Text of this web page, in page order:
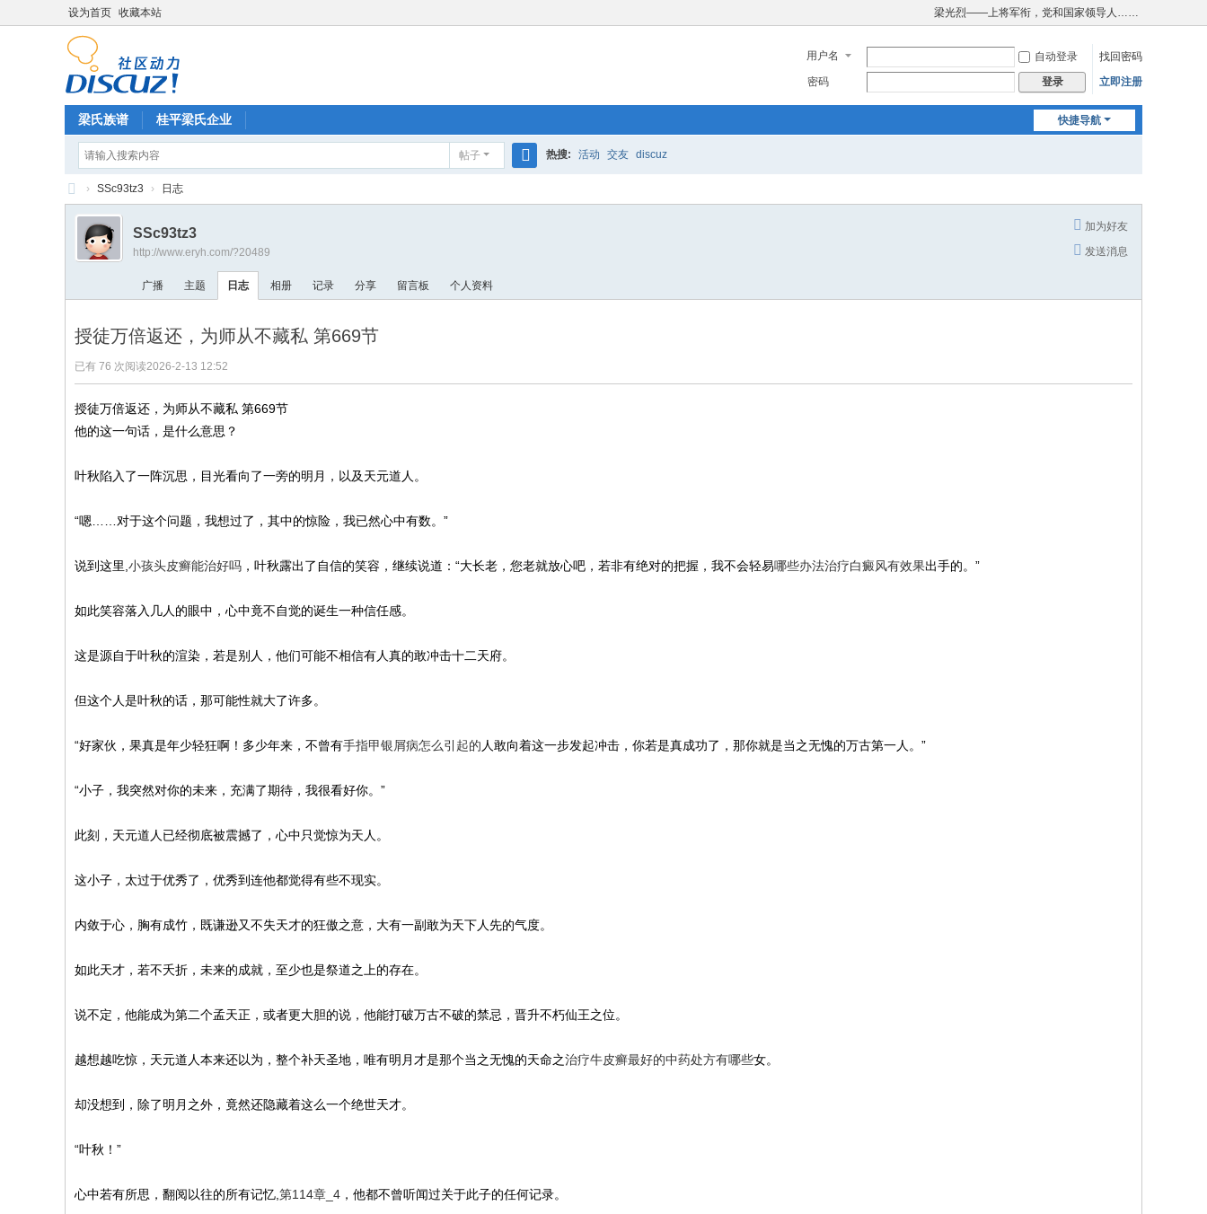
设为首页 收藏本站 梁光烈——上将军衔，党和国家领导人……
用户名 自动登录
找回密码
密码
登录 立即注册
快捷导航
梁氏族谱 桂平梁氏企业
帖子
索
热搜: 活动 交友 discuz
梁
论
› SSc93tz3 › 日志
加为好友
发送消息
SSc93tz3
http://www.eryh.com/?20489
广播 主题 日志 相册 记录 分享 留言板 个人资料
授徒万倍返还，为师从不藏私 第669节
已有 76 次阅读2026-2-13 12:52
授徒万倍返还，为师从不藏私 第669节
他的这一句话，是什么意思？
叶秋陷入了一阵沉思，目光看向了一旁的明月，以及天元道人。
“嗯……对于这个问题，我想过了，其中的惊险，我已然心中有数。”
说到这里, 小孩头皮癣能治好吗 ，叶秋露出了自信的笑容，继续说道：“大长老，您老就放心吧，若非有绝对的把握，我不会轻易哪些办法治疗白癜风有效果出手的。”
如此笑容落入几人的眼中，心中竟不自觉的诞生一种信任感。
这是源自于叶秋的渲染，若是别人，他们可能不相信有人真的敢冲击十二天府。
但这个人是叶秋的话，那可能性就大了许多。
“好家伙，果真是年少轻狂啊！多少年来，不曾有手指甲银屑病怎么引起的 人敢向着这一步发起冲击，你若是真成功了，那你就是当之无愧的万古第一人。”
“小子，我突然对你的未来，充满了期待，我很看好你。”
此刻，天元道人已经彻底被震撼了，心中只觉惊为天人。
这小子，太过于优秀了，优秀到连他都觉得有些不现实。
内敛于心，胸有成竹，既谦逊又不失天才的狂傲之意，大有一副敢为天下人先的气度。
如此天才，若不夭折，未来的成就，至少也是祭道之上的存在。
说不定，他能成为第二个孟天正，或者更大胆的说，他能打破万古不破的禁忌，晋升不朽仙王之位。
越想越吃惊，天元道人本来还以为，整个补天圣地，唯有明月才是那个当之无愧的天命之治疗牛皮癣最好的中药处方有哪些女。
却没想到，除了明月之外，竟然还隐藏着这么一个绝世天才。
“叶秋！”
心中若有所思，翻阅以往的所有记忆, 第114章_4 ，他都不曾听闻过关于此子的任何记录。